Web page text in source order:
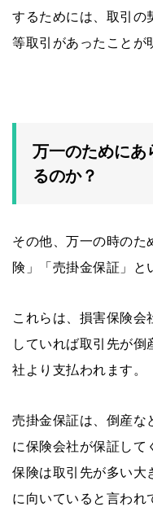
するためには、取引の
等取引があったことが
万一のためにあ
るのか？
その他、万一の時のた
険」「売掛金保証」と
これらは、損害保険会
していれば取引先が倒
社より支払われます。
売掛金保証は、倒産な
に保険会社が保証して
保険は取引先が多い大
に向いていると言われ